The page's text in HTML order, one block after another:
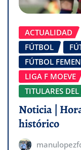
ACTUALIDAD
FÚTBOL
FÚTBOL
LIGA F MOEVE
TITULARES
Noticia |
histórico